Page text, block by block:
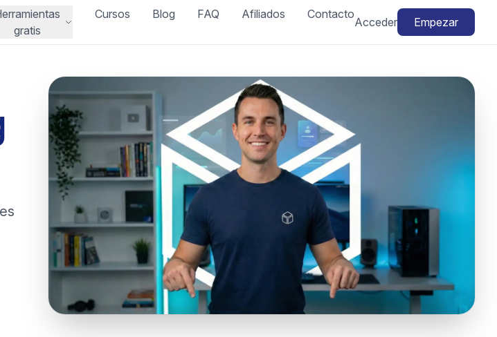
gratis
Cursos Blog FAQ Afiliados Contacto
Acceder Empezar